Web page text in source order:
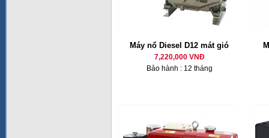
Máy nổ Diesel D12 mát gió
7,220,000 VNĐ
Bảo hành : 12 tháng